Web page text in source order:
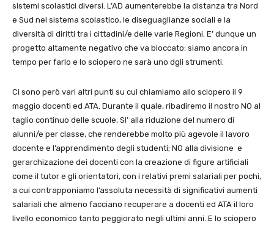
sistemi scolastici diversi. L’AD aumenterebbe la distanza tra Nord
e Sud nel sistema scolastico, le diseguaglianze sociali e la
diversità di diritti tra i cittadini/e delle varie Regioni. E’ dunque un
progetto altamente negativo che va bloccato: siamo ancora in
tempo per farlo e lo sciopero ne sarà uno dgli strumenti.
Ci sono però vari altri punti su cui chiamiamo allo sciopero il 9
maggio docenti ed ATA. Durante il quale, ribadiremo il nostro NO al
taglio continuo delle scuole, SI’ alla riduzione del numero di
alunni/e per classe, che renderebbe molto più agevole il lavoro
docente e l’apprendimento degli studenti; NO alla divisione e
gerarchizazione dei docenti con la creazione di figure artificiali
come il tutor e gli orientatori, con i relativi premi salariali per pochi,
a cui contrapponiamo l’assoluta necessità di significativi aumenti
salariali che almeno facciano recuperare a docenti ed ATA il loro
livello economico tanto peggiorato negli ultimi anni. E lo sciopero